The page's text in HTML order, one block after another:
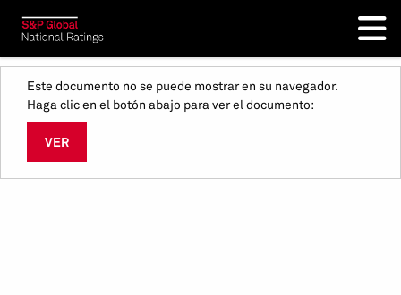
Este documento no se puede mostrar en su navegador.
Haga clic en el botón abajo para ver el documento:
VER